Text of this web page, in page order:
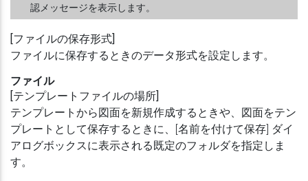
認メッセージを表示します。
[ファイルの保存形式]
ファイルに保存するときのデータ形式を設定します。
ファイル
[テンプレートファイルの場所]
テンプレートから図面を新規作成するときや、図面をテン
プレートとして保存するときに、[名前を付けて保存] ダイ
アログボックスに表示される既定のフォルダを指定しま
す。